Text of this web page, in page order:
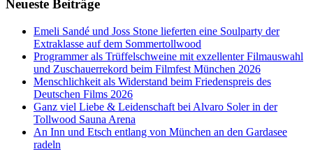
modern,
abgasschwanger
ausgebucht!
Neueste Beiträge
Emeli Sandé und Joss Stone lieferten eine Soulparty der
Extraklasse auf dem Sommertollwood
Programmer als Trüffelschweine mit exzellenter Filmauswahl
und Zuschauerrekord beim Filmfest München 2026
Menschlichkeit als Widerstand beim Friedenspreis des
Deutschen Films 2026
Ganz viel Liebe & Leidenschaft bei Alvaro Soler in der
Tollwood Sauna Arena
An Inn und Etsch entlang von München an den Gardasee
radeln